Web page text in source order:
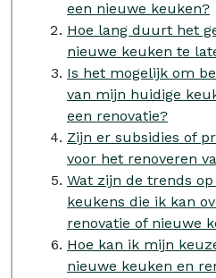
een nieuwe keuken?
Hoe lang duurt het
nieuwe keuken te
Is het mogelijk om
van mijn huidige
een renovatie?
Zijn er subsidies of
voor het renoveren
Wat zijn de trends
keukens die ik kan
renovatie of nieuwe
Hoe kan ik mijn
nieuwe keuken en